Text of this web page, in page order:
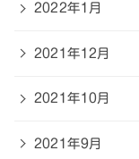
2022年1月
2021年12月
2021年10月
2021年9月